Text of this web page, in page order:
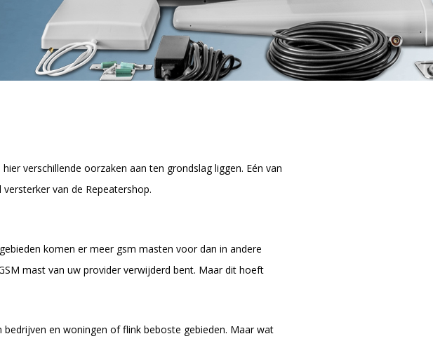
verschillende oorzaken aan ten grondslag liggen. Eén van
van de Repeatershop.
komen er meer gsm masten voor dan in andere
mast van uw provider verwijderd bent. Maar dit hoeft
en woningen of flink beboste gebieden. Maar wat